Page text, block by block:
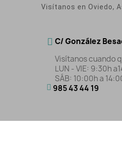
Visítanos en Oviedo,
C/ González
Visítanos cuando
LUN - VIE: 9:30h
SÁB: 10:00h a
985 43 44 19